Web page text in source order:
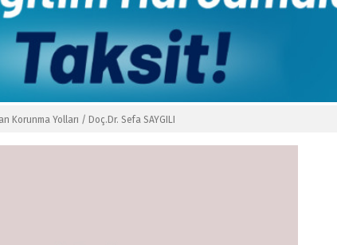
Korunma Yolları / Doç.Dr. Sefa SAYGILI